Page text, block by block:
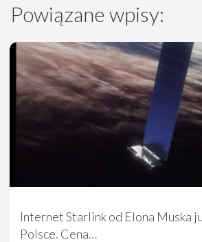
Powiązane wpisy:
Internet Starlink od Elona Muska
Polsce. Cena…